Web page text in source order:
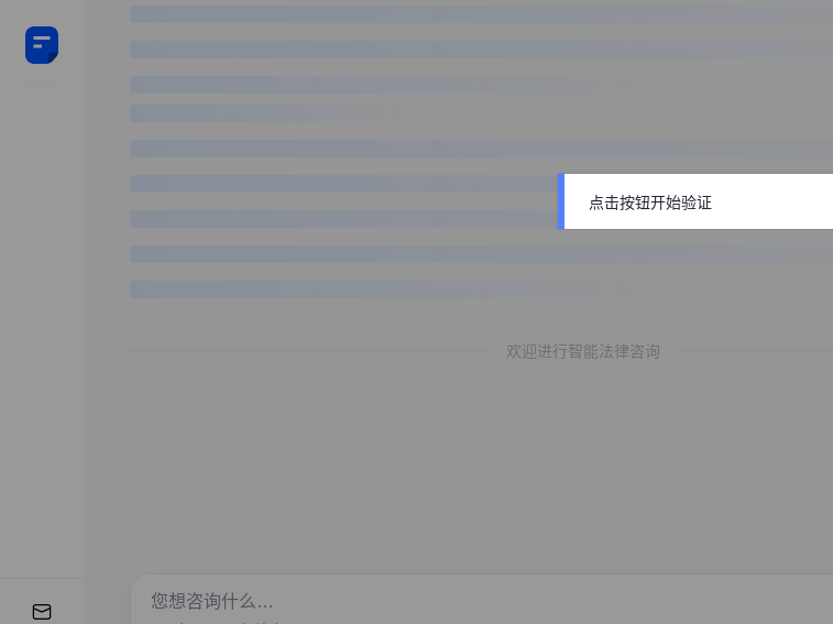
欢迎进行智能法律咨询
点击按钮开始验证